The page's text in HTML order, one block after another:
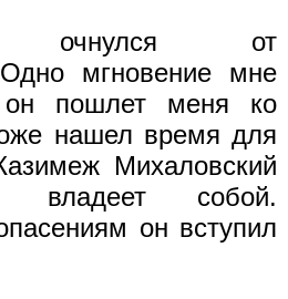
очнулся от
мгновение мне
он пошлет меня ко
нашел время для
Михаловский
владеет собой.
он вступил